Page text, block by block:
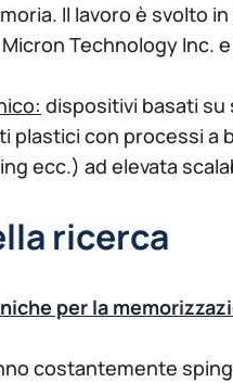
Il lavoro è svolto
Technology Inc.
dispositivi basati su
con processi
ecc.) ad elevata
ricerca
per la
costantemente